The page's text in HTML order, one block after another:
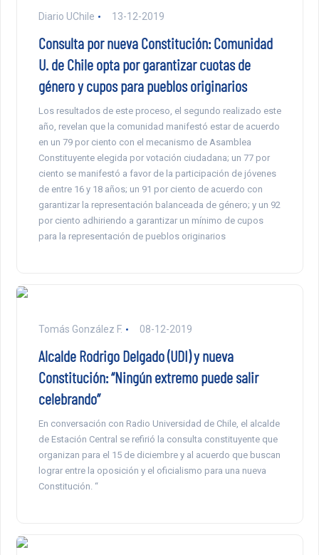
Diario UChile 13-12-2019
Consulta por nueva Constitución: Comunidad
U. de Chile opta por garantizar cuotas de
género y cupos para pueblos originarios
Los resultados de este proceso, el segundo realizado este
año, revelan que la comunidad manifestó estar de acuerdo
en un 79 por ciento con el mecanismo de Asamblea
Constituyente elegida por votación ciudadana; un 77 por
ciento se manifestó a favor de la participación de jóvenes
de entre 16 y 18 años; un 91 por ciento de acuerdo con
garantizar la representación balanceada de género; y un 92
por ciento adhiriendo a garantizar un mínimo de cupos
para la representación de pueblos originarios
Tomás González F. 08-12-2019
Alcalde Rodrigo Delgado (UDI) y nueva
Constitución: “Ningún extremo puede salir
celebrando”
En conversación con Radio Universidad de Chile, el alcalde
de Estación Central se refirió la consulta constituyente que
organizan para el 15 de diciembre y al acuerdo que buscan
lograr entre la oposición y el oficialismo para una nueva
Constitución. “